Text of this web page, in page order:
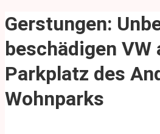
Gerstungen:
beschädigen VW
Parkplatz des
Wohnparks